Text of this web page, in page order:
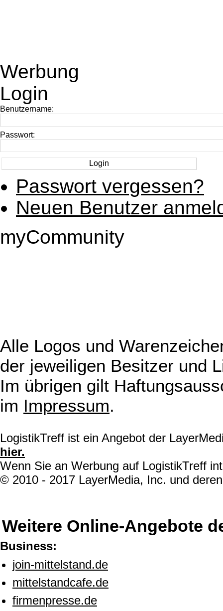
Werbung
Login
Benutzername:
Passwort:
Passwort vergessen?
Neuen Benutzer
myCommunity
Alle Logos und
der jeweiligen Besitzer und
Im übrigen gilt
im Impressum.
LogistikTreff ist ein Angebot der
hier.
Wenn Sie an Werbung auf LogistikTreff
© 2010 - 2017 LayerMedia, Inc. und
Weitere Online-Angebote
Business:
join-mittelstand.de
mittelstandcafe.de
firmenpresse.de